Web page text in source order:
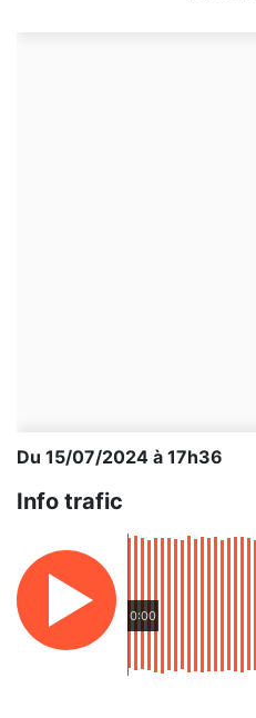
Du 15/07/2024 à 17h36
Info trafic
0:00